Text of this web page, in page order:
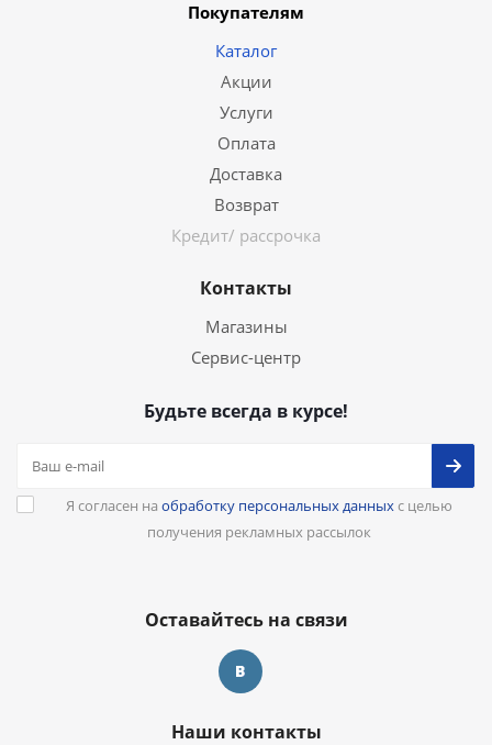
Покупателям
Каталог
Акции
Услуги
Оплата
Доставка
Возврат
Кредит/ рассрочка
Контакты
Магазины
Сервис-центр
Будьте всегда в курсе!
Я согласен на обработку персональных данныхс целью
получения рекламных рассылок
Оставайтесь на связи
Наши контакты